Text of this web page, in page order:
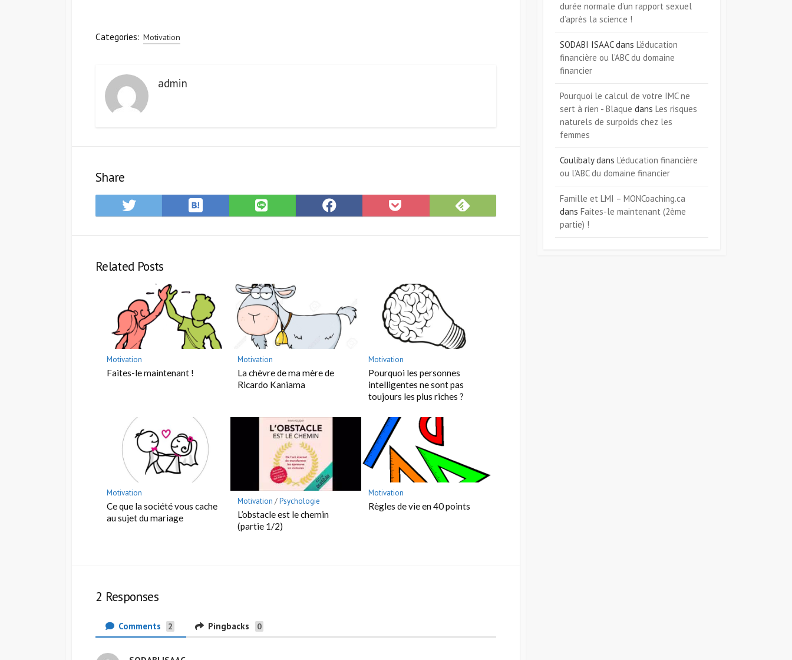
Categories: Motivation
admin
Share
Share
Save
Share
Share
Save
Subscribe
Related Posts
Motivation
Faites-le maintenant !
Motivation
La chèvre de ma mère de
Ricardo Kaniama
Motivation
Pourquoi les personnes
intelligentes ne sont pas
toujours les plus riches ?
Motivation
Ce que la société vous cache
au sujet du mariage
Motivation /Psychologie
L’obstacle est le chemin
(partie 1/2)
Motivation
Règles de vie en 40 points
2 Responses
Comments 2 Pingbacks 0
durée normale d’un rapport sexuel
d’après la science !
SODABI ISAACdans L’éducation
financière ou l’ABC du domaine
financier
Pourquoi le calcul de votre IMC ne
sert à rien - Blaque dans Les risques
naturels de surpoids chez les
femmes
Coulibalydans L’éducation financière
ou l’ABC du domaine financier
Famille et LMI – MONCoaching.ca
dans Faites-le maintenant (2ème
partie) !